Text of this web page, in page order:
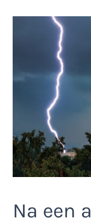
Na een